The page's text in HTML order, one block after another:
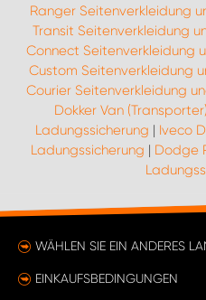
Ranger Seitenverkleidung
Transit Seitenverkleidung
Connect Seitenverkleidung
Custom Seitenverkleidung
Courier Seitenverkleidung
Dokker Van
Ladungssicherung | Iveco
Ladungssicherung | Dodge
WÄHLEN SIE EIN ANDERES
EINKAUFSBEDINGUNGEN